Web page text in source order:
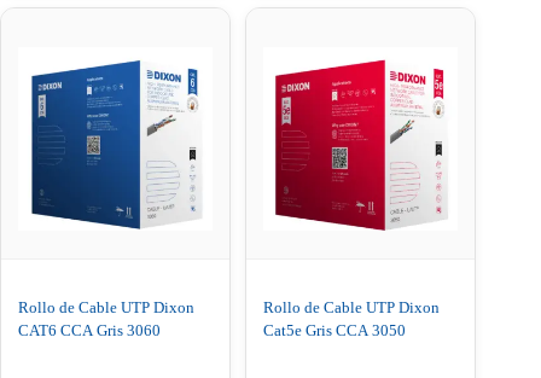
Rollo de Cable UTP Dixon
CAT6 CCA Gris 3060
Rollo de Cable UTP Dixon
Cat5e Gris CCA 3050